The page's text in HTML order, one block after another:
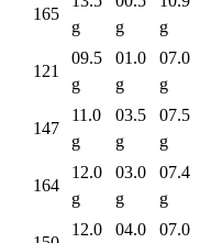
165
g
g
g
121
09.5
g
01.0
g
07.0
g
147
11.0
g
03.5
g
07.5
g
164
12.0
g
03.0
g
07.4
g
12.0 04.0 07.0